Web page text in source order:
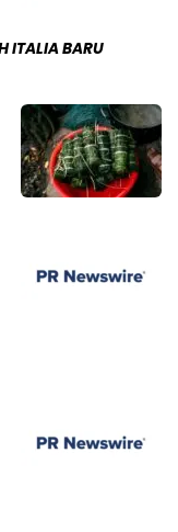
ITALIA BARU